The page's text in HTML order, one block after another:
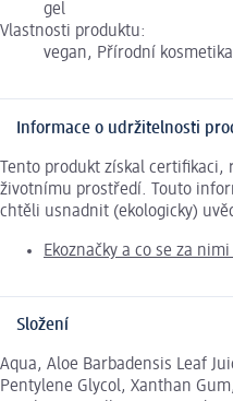
gel
Vlastnosti produktu:
vegan, Přírodní kosmetika
Informace o udržitelnosti
Tento produkt získal
životnímu prostředí. Touto
chtěli usnadnit (ekologicky)
Ekoznačky a co se za nimi
Složení
Aqua, Aloe Barbadensis Leaf
Pentylene Glycol, Xanthan